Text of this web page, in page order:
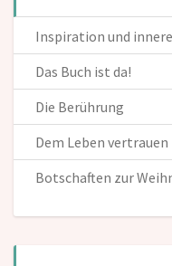
Inspiration und
Das Buch ist da!
Die Berührung
Dem Leben vertrauen
Botschaften zur